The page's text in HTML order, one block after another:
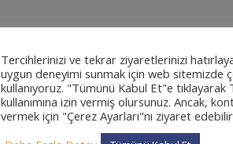
Tercihlerinizi ve tekrar ziyaretlerinizi
uygun deneyimi sunmak için web sitemizde
kullanıyoruz. "Tümünü Kabul Et"e tıklayarak
kullanımına izin vermiş olursunuz. Ancak,
vermek için "Çerez Ayarları"nı ziyaret